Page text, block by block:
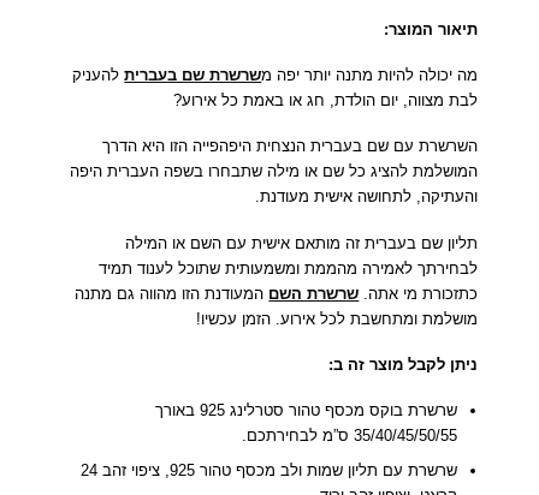
תיאור המוצר:
מה יכולה להיות מתנה יותר יפה משרשרת שם בעבריתלהעניק
לבת מצווה, יום הולדת, חג או באמת כל אירוע?
השרשרת עם שם בעברית הנצחית היפהפייה הזו היא הדרך
המושלמת להציג כל שם או מילה שתבחרו בשפה העברית היפה
והעתיקה, לתחושה אישית מעודנת.
תליון שם בעברית זה מותאם אישית עם השם או המילה
לבחירתך לאמירה מהממת ומשמעותית שתוכל לענוד תמיד
כתזכורת מי אתה. שרשרת השם המעודנת הזו מהווה גם מתנה
מושלמת ומתחשבת לכל אירוע. הזמן עכשיו!
ניתן לקבל מוצר זה ב:
שרשרת בוקס מכסף טהור סטרלינג 925 באורך
35/40/45/50/55 ס”מ לבחירתכם.
שרשרת עם תליון שמות ולב מכסף טהור 925, ציפוי זהב 24